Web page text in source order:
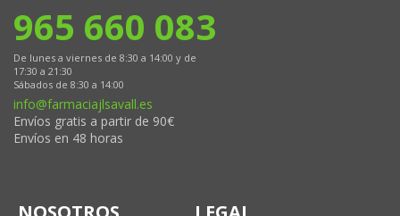
965 660 083
De lunes a viernes de 8:30 a 14:00 y de
17:30 a 21:30
Sábados de 8:30 a 14:00
info@farmaciajlsavall.es
Envíos gratis a partir de 90€
Envíos en 48 horas